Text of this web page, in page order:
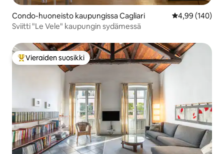
Condo-huoneisto kaupungissa Cagliari
4,99 (140)
Sviitti "Le Vele" kaupungin sydämessä
Vieraiden suosikkien parhaimmistoa
Vieraiden suosikki